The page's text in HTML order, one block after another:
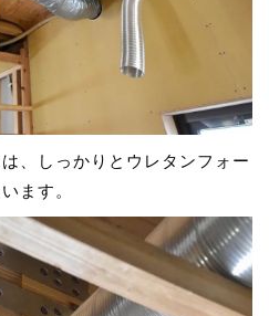
、しっかりとウレタンフォー
ます。